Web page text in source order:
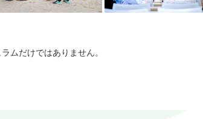
ムだけではありません。